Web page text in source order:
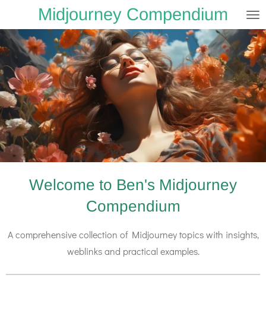
Hauptinhalt
springen
Midjourney Compendium
Welcome to Ben's Midjourney
Compendium
A comprehensive collection of Midjourney topics with insights,
weblinks and practical examples.